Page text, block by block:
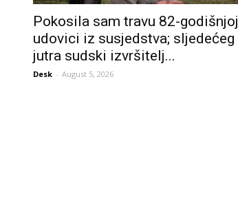
Pokosila sam travu 82-godišnjoj
udovici iz susjedstva; sljedećeg
jutra sudski izvršitelj...
Desk - August 5, 2026